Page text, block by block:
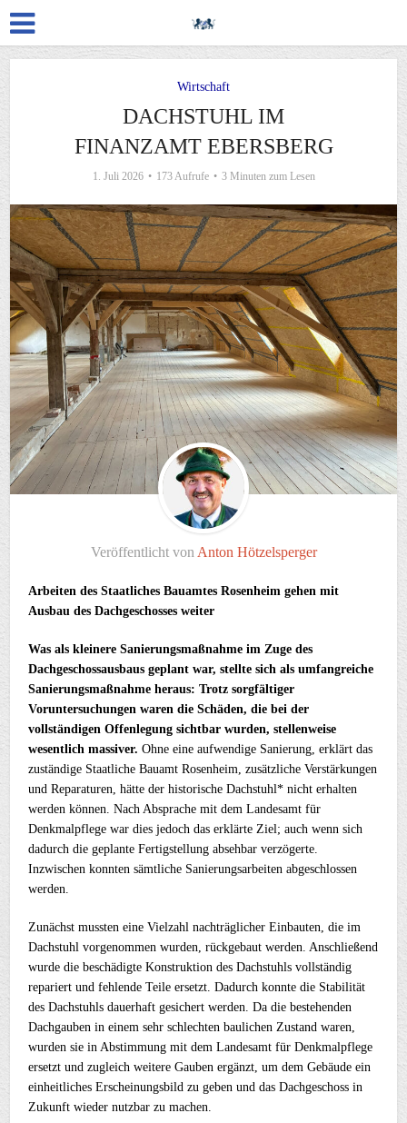
Wirtschaft
DACHSTUHL IM
FINANZAMT EBERSBERG
1. Juli 2026 173 Aufrufe 3 Minuten zum Lesen
Veröffentlicht von Anton Hötzelsperger
Arbeiten des Staatliches Bauamtes Rosenheim gehen mit
Ausbau des Dachgeschosses weiter
Was als kleinere Sanierungsmaßnahme im Zuge des
Dachgeschossausbaus geplant war, stellte sich als umfangreiche
Sanierungsmaßnahme heraus: Trotz sorgfältiger
Voruntersuchungen waren die Schäden, die bei der
vollständigen Offenlegung sichtbar wurden, stellenweise
wesentlich massiver. Ohne eine aufwendige Sanierung, erklärt das
zuständige Staatliche Bauamt Rosenheim, zusätzliche Verstärkungen
und Reparaturen, hätte der historische Dachstuhl* nicht erhalten
werden können. Nach Absprache mit dem Landesamt für
Denkmalpflege war dies jedoch das erklärte Ziel; auch wenn sich
dadurch die geplante Fertigstellung absehbar verzögerte.
Inzwischen konnten sämtliche Sanierungsarbeiten abgeschlossen
werden.
Zunächst mussten eine Vielzahl nachträglicher Einbauten, die im
Dachstuhl vorgenommen wurden, rückgebaut werden. Anschließend
wurde die beschädigte Konstruktion des Dachstuhls vollständig
repariert und fehlende Teile ersetzt. Dadurch konnte die Stabilität
des Dachstuhls dauerhaft gesichert werden. Da die bestehenden
Dachgauben in einem sehr schlechten baulichen Zustand waren,
wurden sie in Abstimmung mit dem Landesamt für Denkmalpflege
ersetzt und zugleich weitere Gauben ergänzt, um dem Gebäude ein
einheitliches Erscheinungsbild zu geben und das Dachgeschoss in
Zukunft wieder nutzbar zu machen.